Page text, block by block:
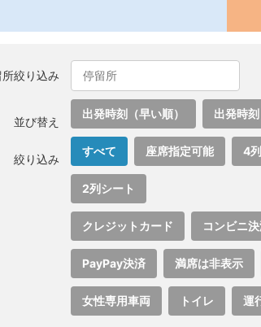
絞り込み
並び替え
出発時刻（早い順） 出発時刻
絞り込み
すべて 座席指定可能 4
2列シート
クレジットカード コンビニ
PayPay決済 満席は非表示
女性専用車両 トイレ 運